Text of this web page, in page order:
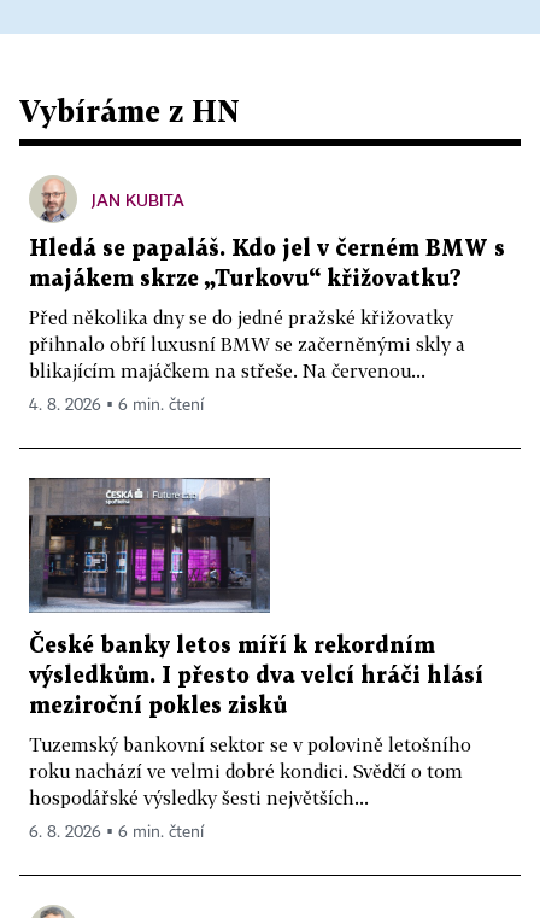
Vybíráme z HN
JAN KUBITA
Hledá se papaláš. Kdo jel v černém BMW s
majákem skrze „Turkovu“ křižovatku?
Před několika dny se do jedné pražské křižovatky
přihnalo obří luxusní BMW se začerněnými skly a
blikajícím majáčkem na střeše. Na červenou...
4. 8. 2026 ▪ 6 min. čtení
České banky letos míří k rekordním
výsledkům. I přesto dva velcí hráči hlásí
meziroční pokles zisků
Tuzemský bankovní sektor se v polovině letošního
roku nachází ve velmi dobré kondici. Svědčí o tom
hospodářské výsledky šesti největších...
6. 8. 2026 ▪ 6 min. čtení